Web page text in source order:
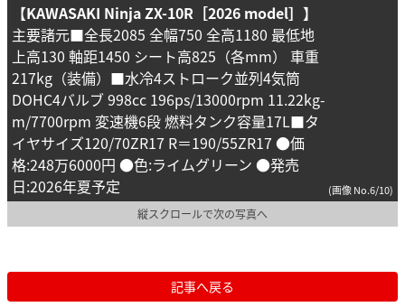
【KAWASAKI Ninja ZX-10R［2026 model］】
主要諸元■全長2085 全幅750 全高1180 最低地
上高130 軸距1450 シート高825（各mm） 車重
217kg（装備）■水冷4ストローク並列4気筒
DOHC4バルブ 998cc 196ps/13000rpm 11.22kg-
m/7700rpm 変速機6段 燃料タンク容量17L■タ
イヤサイズ120/70ZR17 R＝190/55ZR17 ●価
格:248万6000円 ●色:ライムグリーン ●発売
日:2026年夏予定
(画像 No.6/10)
縦スクロールで次の写真へ
記事へ戻る